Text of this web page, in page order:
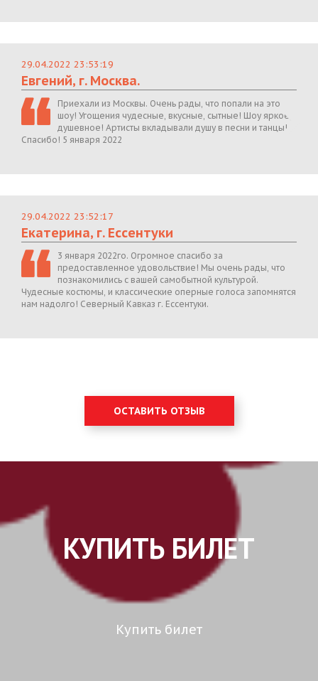
29.04.2022 23:53:19
Евгений, г. Москва.
Приехали из Москвы. Очень рады, что попали на это
шоу! Угощения чудесные, вкусные, сытные! Шоу яркое,
душевное! Артисты вкладывали душу в песни и танцы!
Спасибо! 5 января 2022
29.04.2022 23:52:17
Екатерина, г. Ессентуки
3 января 2022го. Огромное спасибо за
предоставленное удовольствие! Мы очень рады, что
познакомились с вашей самобытной культурой.
Чудесные костюмы, и классические оперные голоса запомнятся
нам надолго! Северный Кавказ г. Ессентуки.
ОСТАВИТЬ ОТЗЫВ
КУПИТЬ БИЛЕТ
Купить билет